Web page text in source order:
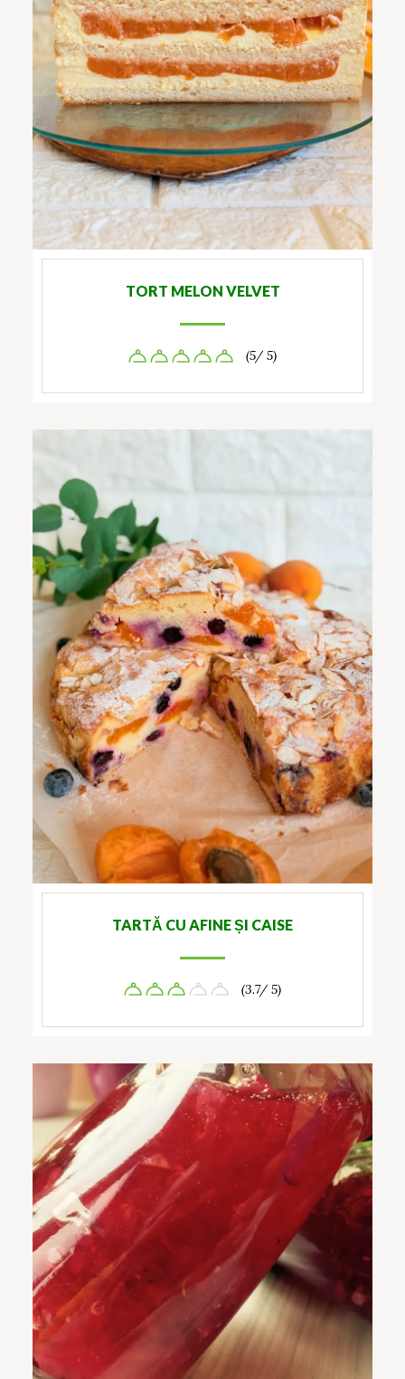
TORT MELON VELVET
(5/ 5)
TARTĂ CU AFINE ȘI CAISE
(3.7/ 5)